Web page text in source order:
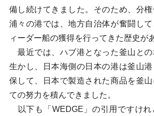
備し続けてきました。そのため、分
浦々の港では、地方自治体が奮闘し
ィーダー船の獲得を行ってきた歴史が
最近では、ハブ港となった釜山との
生かし、日本海側の日本の港は釜山
保して、日本で製造された商品を釜
ての努力を積んできました。
以下も「WEDGE」の引用ですけれ